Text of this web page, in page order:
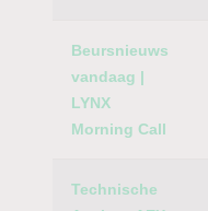
Beursnieuws
vandaag |
LYNX
Morning Call
Technische